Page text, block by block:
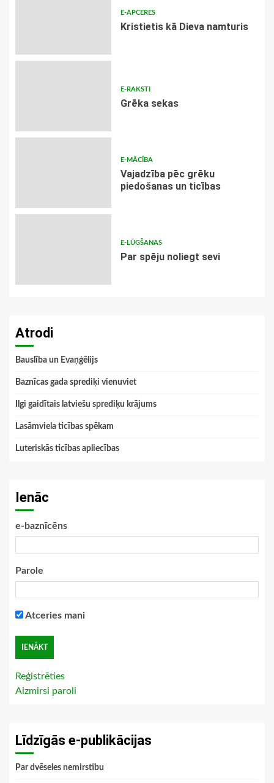
E-APCERES
Kristietis kā Dieva namturis
E-RAKSTI
Grēka sekas
E-MĀCĪBA
Vajadzība pēc grēku
piedošanas un ticības
E-LŪGŠANAS
Par spēju noliegt sevi
Atrodi
Bauslība un Evaņģēlijs
Baznīcas gada sprediķi vienuviet
Ilgi gaidītais latviešu sprediķu krājums
Lasāmviela ticības spēkam
Luteriskās ticības apliecības
Ienāc
e-baznīcēns
Parole
Atceries mani
Reģistrēties
Aizmirsi paroli
Līdzīgās e-publikācijas
Par dvēseles nemirstību